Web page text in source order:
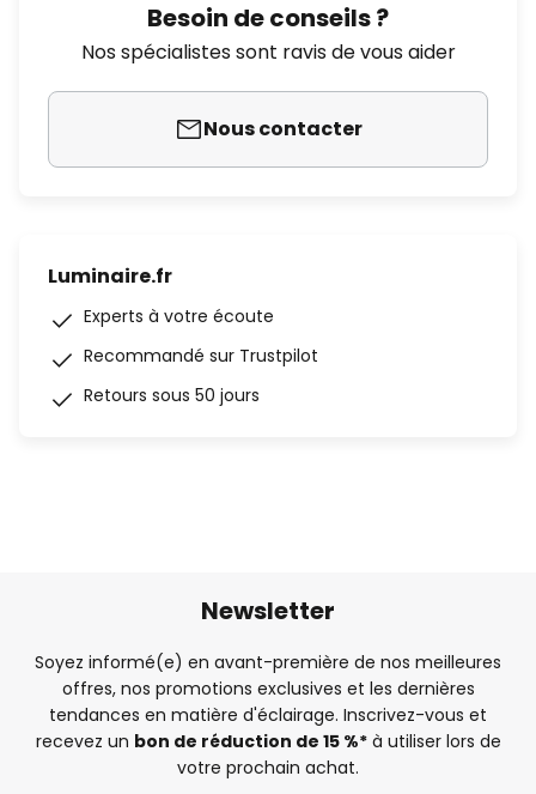
Besoin de conseils ?
Nos spécialistes sont ravis de vous aider
Nous contacter
Luminaire.fr
Experts à votre écoute
Recommandé sur Trustpilot
Retours sous 50 jours
Newsletter
Soyez informé(e) en avant-première de nos meilleures
offres, nos promotions exclusives et les dernières
tendances en matière d'éclairage. Inscrivez-vous et
recevez un bon de réduction de 15 %*à utiliser lors de
votre prochain achat.